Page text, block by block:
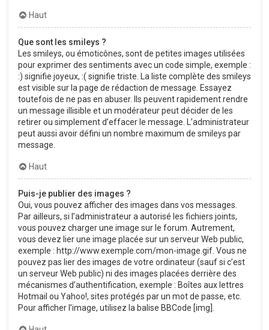
Haut
Que sont les smileys ?
Les smileys, ou émoticônes, sont de petites images utilisées
pour exprimer des sentiments avec un code simple, exemple :
:) signifie joyeux, :( signifie triste. La liste complète des smileys
est visible sur la page de rédaction de message. Essayez
toutefois de ne pas en abuser. Ils peuvent rapidement rendre
un message illisible et un modérateur peut décider de les
retirer ou simplement d’effacer le message. L’administrateur
peut aussi avoir défini un nombre maximum de smileys par
message.
Haut
Puis-je publier des images ?
Oui, vous pouvez afficher des images dans vos messages.
Par ailleurs, si l’administrateur a autorisé les fichiers joints,
vous pouvez charger une image sur le forum. Autrement,
vous devez lier une image placée sur un serveur Web public,
exemple : http://www.exemple.com/mon-image.gif. Vous ne
pouvez pas lier des images de votre ordinateur (sauf si c’est
un serveur Web public) ni des images placées derrière des
mécanismes d’authentification, exemple : Boîtes aux lettres
Hotmail ou Yahoo!, sites protégés par un mot de passe, etc.
Pour afficher l’image, utilisez la balise BBCode [img].